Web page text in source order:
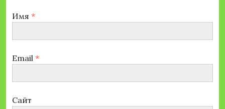
Имя *
Email *
Сайт